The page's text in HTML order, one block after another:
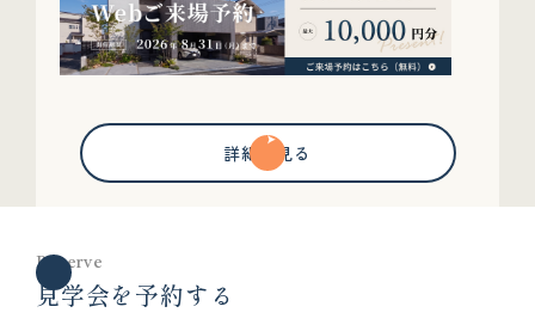
詳細を見る
Reserve
見学会を予約する